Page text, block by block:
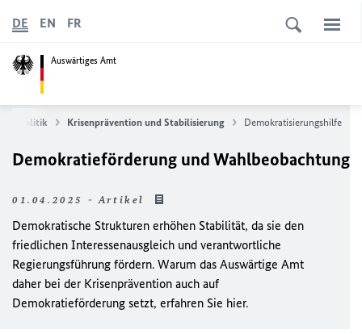
Auswärtiges Amt
DE EN FR
Krisenprävention und Stabilisierung Demokratisierungshilfe
Demokratieförderung und Wahlbeobachtung
01.04.2025 - Artikel
Demokratische Strukturen erhöhen Stabilität, da sie den
friedlichen Interessenausgleich und verantwortliche
Regierungsführung fördern. Warum das Auswärtige Amt
daher bei der Krisenprävention auch auf
Demokratieförderung setzt, erfahren Sie hier.